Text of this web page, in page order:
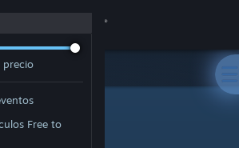
precio
Free to
Games LLC